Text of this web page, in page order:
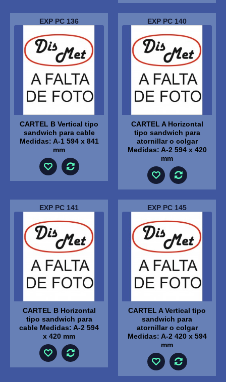
EXP PC 136
CARTEL B Vertical tipo
sandwich para cable
Medidas: A-1 594 x 841
mm
EXP PC 140
CARTEL A Horizontal
tipo sandwich para
atornillar o colgar
Medidas: A-2 594 x 420
mm
EXP PC 141
CARTEL B Horizontal
tipo sandwich para
cable Medidas: A-2 594
x 420 mm
EXP PC 145
CARTEL A Vertical tipo
sandwich para
atornillar o colgar
Medidas: A-2 420 x 594
mm